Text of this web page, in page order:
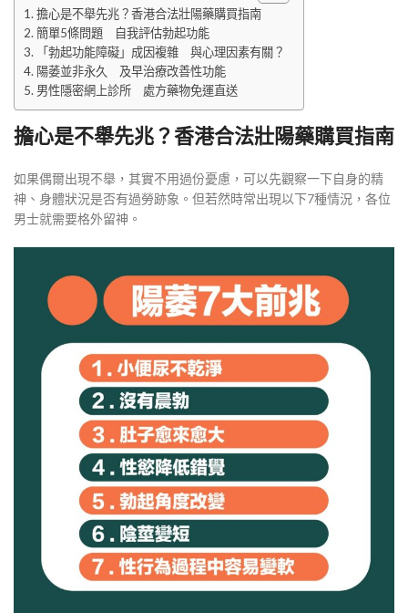
擔心是不舉先兆？香港合法壯陽藥購買指南
簡單5條問題 自我評估勃起功能
「勃起功能障礙」成因複雜 與心理因素有關？
陽萎並非永久 及早治療改善性功能
男性隱密網上診所 處方藥物免運直送
擔心是不舉先兆？香港合法壯陽藥購買指南
如果偶爾出現不舉，其實不用過份憂慮，可以先觀察一下自身的精
神、身體狀況是否有過勞跡象。但若然時常出現以下7種情況，各位
男士就需要格外留神。